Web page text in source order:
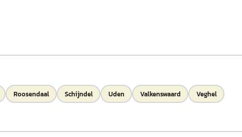
Roosendaal Schijndel Uden Valkenswaard
Veghel